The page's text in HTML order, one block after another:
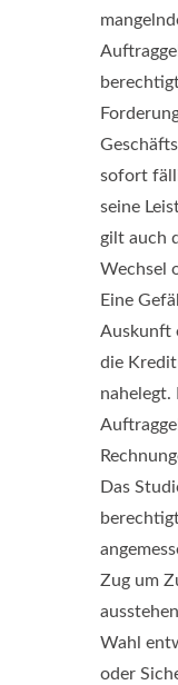
sofort
seine
gilt auch
Wechsel
Eine
Auskunft
die
nahelegt.
Das
Zug um
Wahl
oder